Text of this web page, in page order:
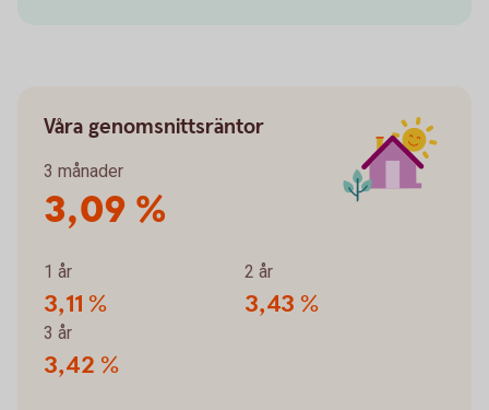
Våra genomsnittsräntor
3 månader
3,09 %
1 år
3,11 %
2 år
3,43 %
3 år
3,42 %